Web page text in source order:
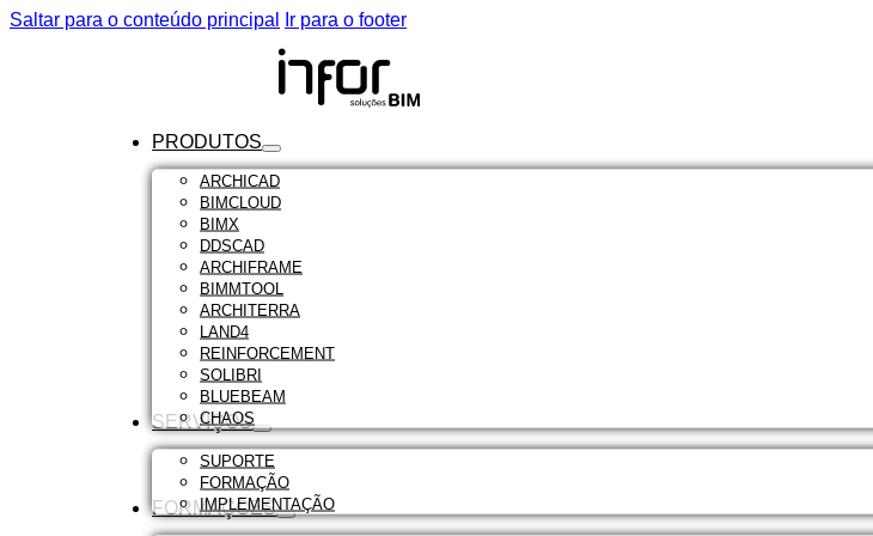
Saltar para o conteúdo principal Ir para o footer
PRODUTOS
ARCHICAD
BIMCLOUD
BIMX
DDSCAD
ARCHIFRAME
BIMMTOOL
ARCHITERRA
LAND4
REINFORCEMENT
SOLIBRI
BLUEBEAM
CHAOS
SERVIÇOS
SUPORTE
FORMAÇÃO
IMPLEMENTAÇÃO
FORMAÇÕES